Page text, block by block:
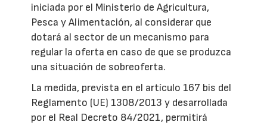
iniciada por el Ministerio de Agricultura,
Pesca y Alimentación, al considerar que
dotará al sector de un mecanismo para
regular la oferta en caso de que se produzca
una situación de sobreoferta.
La medida, prevista en el artículo 167 bis del
Reglamento (UE) 1308/2013 y desarrollada
por el Real Decreto 84/2021, permitirá